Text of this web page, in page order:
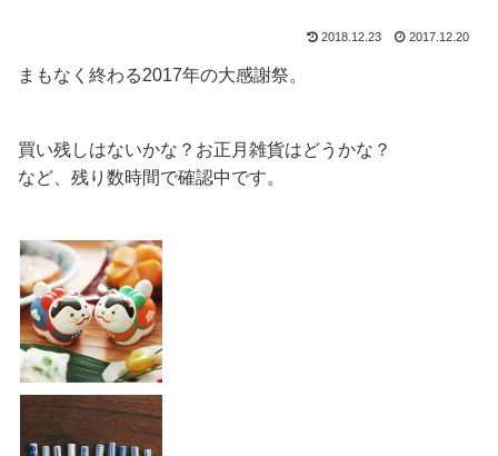
2018.12.23 2017.12.20
まもなく終わる2017年の大感謝祭。
買い残しはないかな？お正月雑貨はどうかな？
など、残り数時間で確認中です。